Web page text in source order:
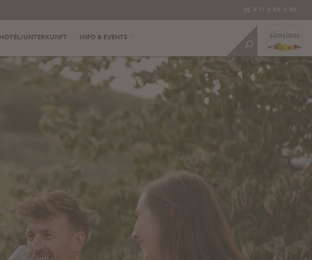
DE // IT // EN // NL
HOTEL/UNTERKUNFT INFO & EVENTS